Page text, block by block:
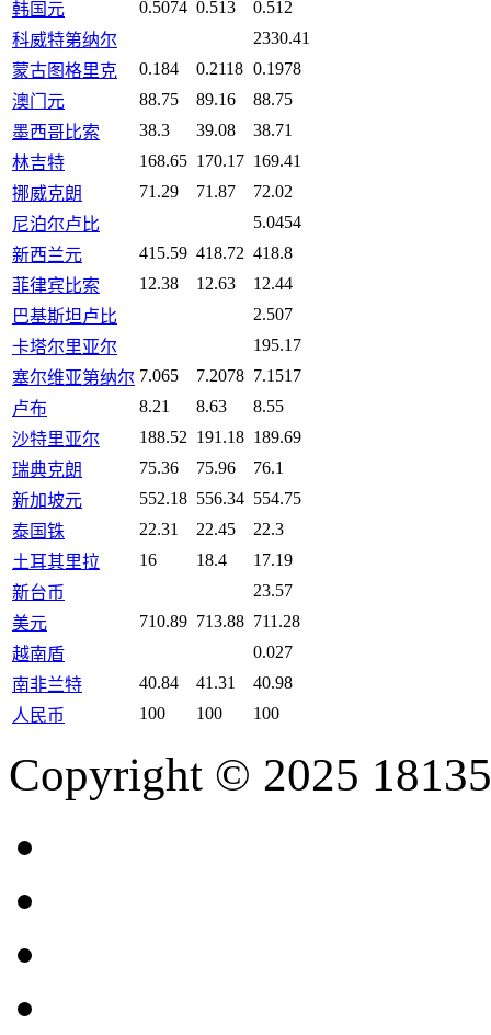
韩国元 0.5074 0.513
0.512
科威特第纳尔
2330.41
蒙古图格里克
0.184 0.2118 0.1978
澳门元
88.75 89.16
88.75
墨西哥比索
38.3 39.08
38.71
林吉特
168.65 170.17 169.41
挪威克朗
71.29 71.87
72.02
尼泊尔卢比
5.0454
新西兰元
415.59 418.72 418.8
菲律宾比索
12.38 12.63
12.44
巴基斯坦卢比
2.507
卡塔尔里亚尔
195.17
塞尔维亚第纳尔 7.065 7.2078 7.1517
卢布
8.21 8.63
8.55
沙特里亚尔
188.52 191.18 189.69
瑞典克朗
75.36 75.96
76.1
新加坡元
552.18 556.34 554.75
泰国铢
22.31 22.45
22.3
土耳其里拉
16 18.4
17.19
新台币
23.57
美元
710.89 713.88 711.28
越南盾
0.027
南非兰特
40.84 41.31
40.98
人民币
100 100 100
Copyright © 2025